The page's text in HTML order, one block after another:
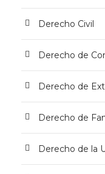
Derecho Civil
Derecho de
Derecho de
Derecho de
Derecho de la